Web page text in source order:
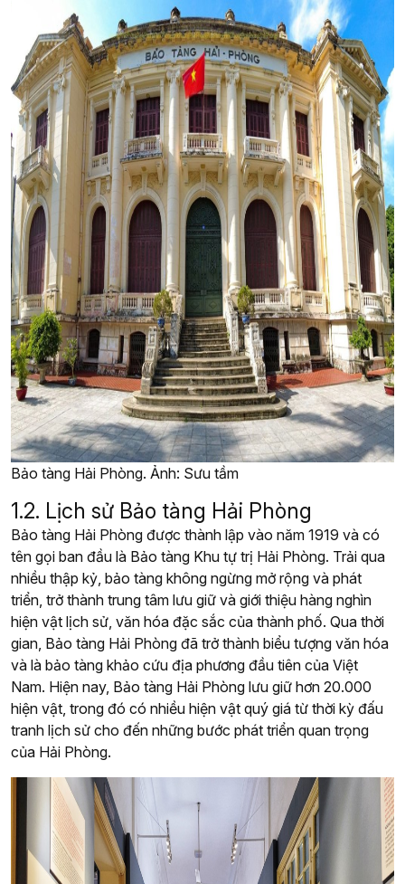
Bảo tàng Hải Phòng. Ảnh: Sưu tầm
1.2. Lịch sử Bảo tàng Hải Phòng
Bảo tàng Hải Phòng được thành lập vào năm 1919 và có
tên gọi ban đầu là Bảo tàng Khu tự trị Hải Phòng. Trải qua
nhiều thập kỷ, bảo tàng không ngừng mở rộng và phát
triển, trở thành trung tâm lưu giữ và giới thiệu hàng nghìn
hiện vật lịch sử, văn hóa đặc sắc của thành phố. Qua thời
gian, Bảo tàng Hải Phòng đã trở thành biểu tượng văn hóa
và là bảo tàng khảo cứu địa phương đầu tiên của Việt
Nam. Hiện nay, Bảo tàng Hải Phòng lưu giữ hơn 20.000
hiện vật, trong đó có nhiều hiện vật quý giá từ thời kỳ đấu
tranh lịch sử cho đến những bước phát triển quan trọng
của Hải Phòng.